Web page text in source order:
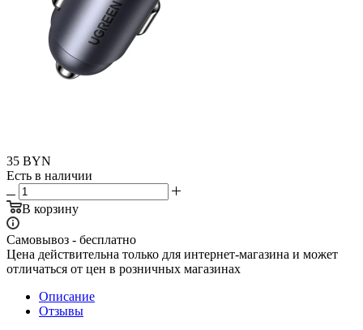
35 BYN
Есть в наличии
В корзину
Самовывоз - бесплатно
Цена действительна только для интернет-магазина и может
отличаться от цен в розничных магазинах
Описание
Отзывы